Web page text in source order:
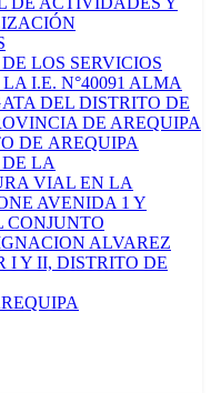
LOS SERVICIOS
I.E. N°40091 ALMA
DEL DISTRITO DE
DE AREQUIPA
DE AREQUIPA
LA
VIAL EN LA
AVENIDA 1 Y
CONJUNTO
ALVAREZ
I Y II, DISTRITO DE